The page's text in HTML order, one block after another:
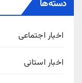
دسته‌ها
اخبار اجتماعی
اخبار استانی